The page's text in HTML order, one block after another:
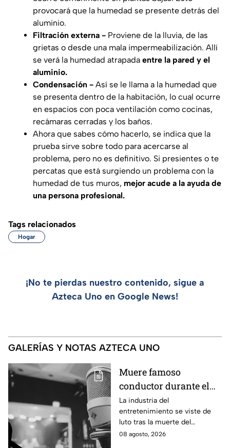
provocará que la humedad se presente detrás del
aluminio.
Filtración externa - Proviene de la lluvia, de las
grietas o desde una mala impermeabilización. Allí
se verá la humedad atrapada entre la pared y el
aluminio.
Condensación - Así se le llama a la humedad que
se presenta dentro de la habitación, lo cual ocurre
en espacios con poca ventilación como cocinas,
recámaras cerradas y los baños.
Ahora que sabes cómo hacerlo, se indica que la
prueba sirve sobre todo para acercarse al
problema, pero no es definitivo. Si presientes o te
percatas que está surgiendo un problema con la
humedad de tus muros, mejor acude a la ayuda de
una persona profesional.
Tags relacionados
Hogar
¡No te pierdas nuestro contenido, sigue a
Azteca Uno en Google News!
GALERÍAS Y NOTAS AZTECA UNO
Muere famoso
conductor durante el
estreno de su programa
en vivo; así fueron sus
últimos momentos al
aire
La industria del
entretenimiento se viste de
luto tras la muerte del
conductor Pablo Balario, quien
08 agosto, 2026